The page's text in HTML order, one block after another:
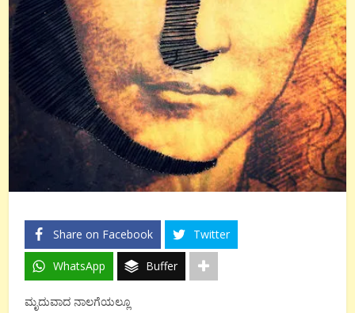
Share on Facebook Twitter
WhatsApp Buffer
ಮೃದುವಾದ ನಾಲಗೆಯಲ್ಲೂ